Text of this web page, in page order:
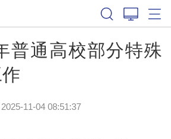
普通高校部分特殊
2025-11-04 08:51:37